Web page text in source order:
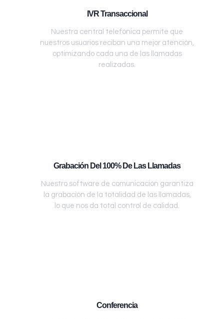
IVR Transaccional
Nuestra central telefónica permite que
nuestros usuarios reciban una mejor atención,
optimizando cada una de las llamadas
realizadas.
Grabación Del 100% De Las Llamadas
Nuestro software de comunicación garantiza
la grabación de la totalidad de las llamadas,
lo que nos da total control de calidad.
Conferencia